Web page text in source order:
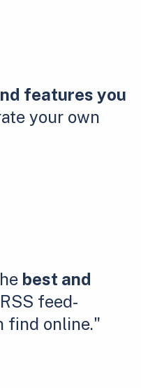
features you
your own
best and
RSS feed-
find online."